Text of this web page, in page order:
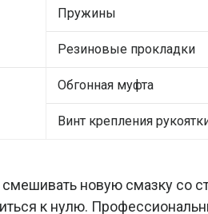
Пружины
Резиновые прокладки
Обгонная муфта
Винт крепления
новую смазку со
к нулю.